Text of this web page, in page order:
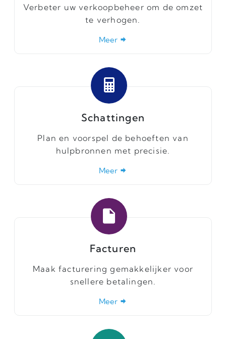
Verbeter uw verkoopbeheer om de omzet
te verhogen.
Meer
Schattingen
Plan en voorspel de behoeften van
hulpbronnen met precisie.
Meer
Facturen
Maak facturering gemakkelijker voor
snellere betalingen.
Meer